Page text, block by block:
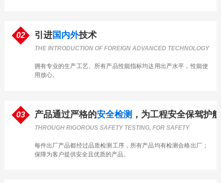
02 引进国内外技术
THE INTRODUCTION OF FOREIGN ADVANCED TECHNOLOGY
拥有专业的生产工艺、所有产品性能指标均达用出产水平，性能使
用放心。
03 产品通过严格的安全检测 ，为工程安全保驾护航
THROUGH RIGOROUS SAFETY TESTING, FOR SAFETY
每件出厂产品都经过品质检测工序，所有产品均有检测合格出厂；
保障为客户提供安全且优质的产品。